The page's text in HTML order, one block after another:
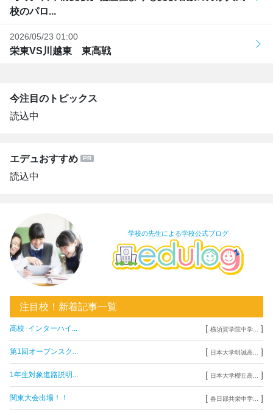
校のパロ...
2026/05/23 01:00
栄東VS川越東 東高戦
今注目のトピックス
読込中
エデュおすすめ
読込中
学校の先生による学校公式ブログ
注目校！新着記事一覧
高校･インターハイ... [ 横須賀学院中学... ]
第1回オープンスク... [ 日本大学明誠高... ]
1年生対象進路説明... [ 日本大学櫻丘高... ]
関東大会出場！！ [ 春日部共栄中学... ]